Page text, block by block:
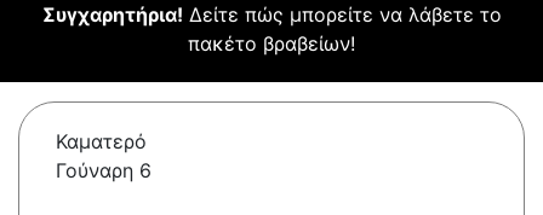
Συγχαρητήρια! Δείτε πώς μπορείτε να λάβετε το
πακέτο βραβείων!
Καματερό
Γούναρη 6